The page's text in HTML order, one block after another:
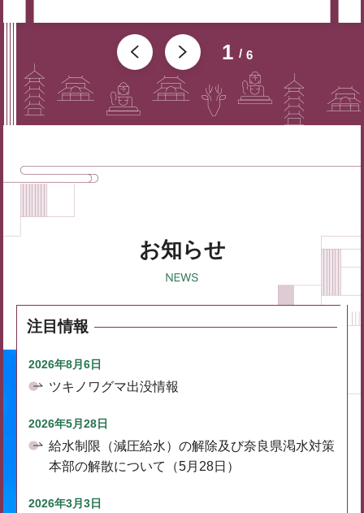
1 6
お知らせ
注目情報
2026年8月6日
ツキノワグマ出没情報
2026年5月28日
給水制限（減圧給水）の解除及び奈良県渇水対策
本部の解散について（5月28日）
2026年3月3日